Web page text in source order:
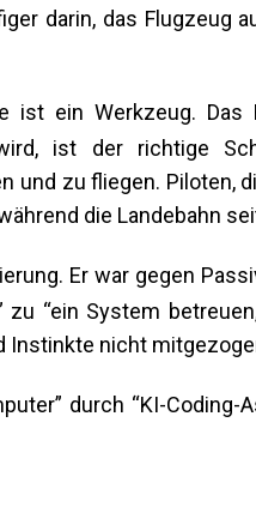
darin, das Flugzeug
ist ein Werkzeug.
ist der richtige
und zu fliegen. Piloten,
die Landebahn
Er war gegen
zu “ein System
Instinkte nicht
durch “KI-